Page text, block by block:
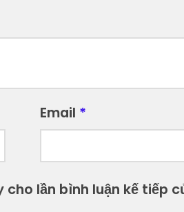
Email *
lần bình luận kế tiếp